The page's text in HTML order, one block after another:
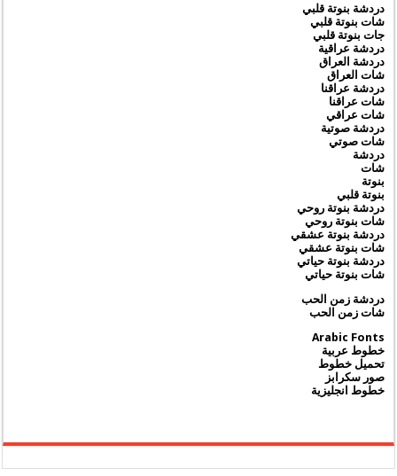
دردشة بنوتة قلبي
شات بنوتة قلبي
جات بنوتة قلبي
دردشة عراقية
دردشة العراق
شات العراق
دردشة عراقنا
شات عراقنا
شات عراقي
دردشة صوتية
شات صوتي
دردشة
شات
بنوتة
بنوتة قلبي
دردشة بنوتة روحي
شات بنوتة روحي
دردشة بنوتة عشقي
شات بنوتة عشقي
دردشة بنوتة حياتي
شات بنوتة حياتي
دردشة زمن الحب
شات زمن الحب
Arabic Fonts
خطوط عربية
تحميل خطوط
صور سكرابز
خطوط انجليزية